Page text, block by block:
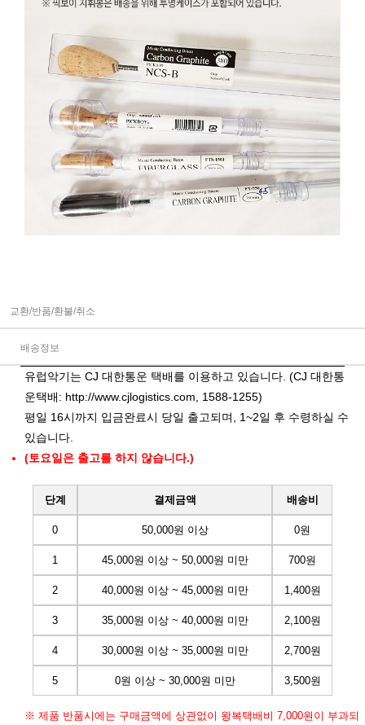
교환/반품/환불/취소
배송정보
유럽악기는 CJ 대한통운 택배를 이용하고 있습니다. (CJ 대한통
운택배: http://www.cjlogistics.com, 1588-1255)
평일 16시까지 입금완료시 당일 출고되며, 1~2일 후 수령하실 수
있습니다.
(토요일은 출고를 하지 않습니다.)
단계 결제금액 배송비
0 50,000원 이상 0원
1 45,000원 이상 ~ 50,000원 미만 700원
2 40,000원 이상 ~ 45,000원 미만 1,400원
3 35,000원 이상 ~ 40,000원 미만 2,100원
4 30,000원 이상 ~ 35,000원 미만 2,700원
5 0원 이상 ~ 30,000원 미만 3,500원
※ 제품 반품시에는 구매금액에 상관없이 왕복택배비 7,000원이 부과되